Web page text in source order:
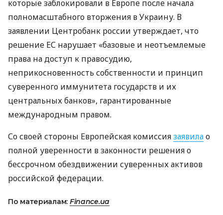
которые заблокировали в Европе после начала
полномасштабного вторжения в Украину. В
заявлении Центробанк россии утверждает, что
решение ЕС нарушает «базовые и неотъемлемые
права на доступ к правосудию,
неприкосновенность собственности и принцип
суверенного иммунитета государств и их
центральных банков», гарантированные
международным правом.
Со своей стороны Европейская комиссиязаявилао
полной уверенности в законности решения о
бессрочном обездвижении суверенных активов
российской федерации.
По материалам: Finance.ua